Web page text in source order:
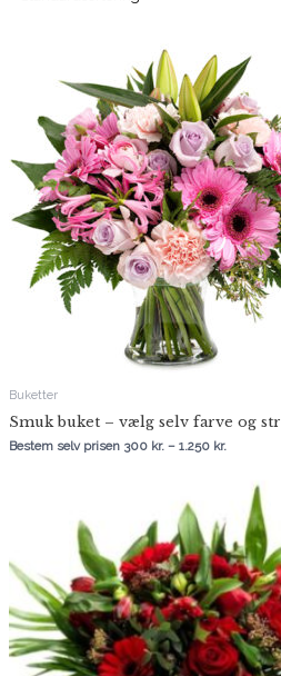
Buketter
Smuk buket – vælg selv farve og str
Bestem selv prisen 300 kr. – 1.250 kr.
300 kr.
til
1.250 kr.
365 kr.
1.250 kr.